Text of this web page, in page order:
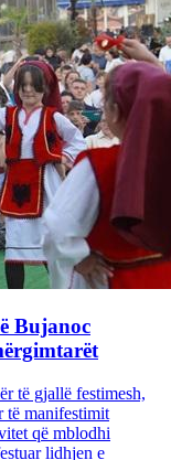
Bujanoc
të gjallë festimesh,
të manifestimit
që mblodhi
lidhjen e